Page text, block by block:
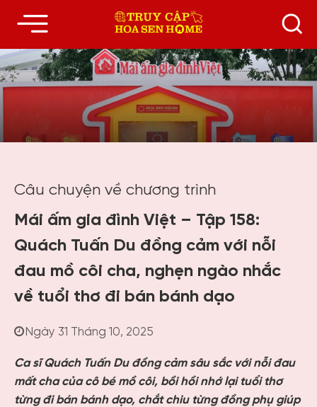
Câu chuyện về chương trình
Mái ấm gia đình Việt – Tập 158:
Quách Tuấn Du đồng cảm với nỗi
đau mồ côi cha, nghẹn ngào nhắc
về tuổi thơ đi bán bánh dạo
Ngày 31 Tháng 10, 2025
Ca sĩ Quách Tuấn Du đồng cảm sâu sắc với nỗi đau
mất cha của cô bé mồ côi, bồi hồi nhớ lại tuổi thơ
từng đi bán bánh dạo, chắt chiu từng đồng phụ giúp